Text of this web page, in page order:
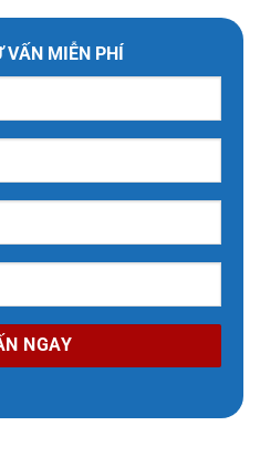
VẤN MIỄN PHÍ